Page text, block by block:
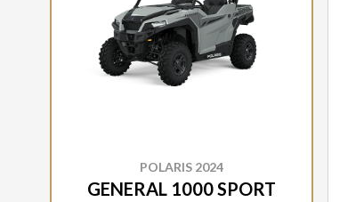
POLARIS 2024
GENERAL 1000 SPORT